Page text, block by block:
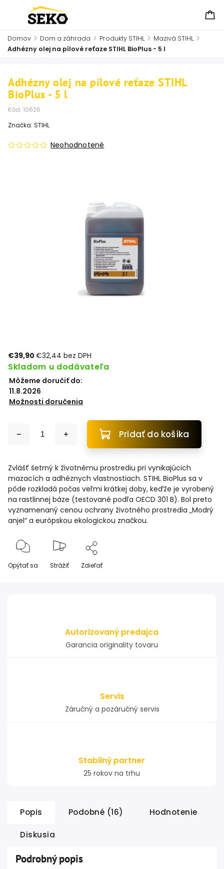
Domov / Dom a záhrada / Produkty STIHL / Mazivá STIHL /
Adhézny olej na pílové reťaze STIHL BioPlus - 5 l
Adhézny olej na pílové reťaze STIHL
BioPlus - 5 l
Kód: 10626
Neohodnotené
Značka: STIHL
€39,90 €32,44 bez DPH
Skladom u dodávateľa
Môžeme doručiť do:
11.8.2026
Možnosti doručenia
Pridať do košíka
Zvlášť šetrný k životnému prostrediu pri vynikajúcich
mazacích a adhéznych vlastnostiach. STIHL BioPlus sa v
pôde rozkladá počas veľmi krátkej doby, keďže je vyrobený
na rastlinnej báze (testované podľa OECD 301 B). Bol preto
vyznamenaný cenou ochrany životného prostredia „Modrý
anjel“ a európskou ekologickou značkou.
Opýtať sa Strážiť Zdieľať
Autorizovaný predajca
Garancia originality tovaru
Servis
Záručný a pozáručný servis
Stabilný partner
25 rokov na trhu
Popis Podobné (16) Hodnotenie
Diskusia
Podrobný popis